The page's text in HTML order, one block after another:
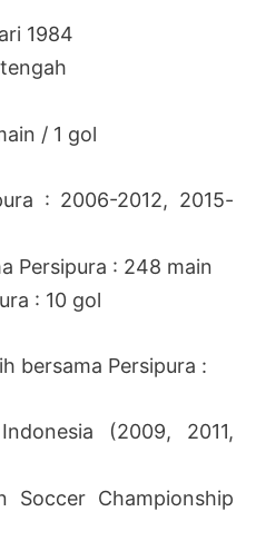
1984
/ 1 gol
: 2006-2012, 2015-
Persipura : 248 main
: 10 gol
bersama Persipura :
(2009, 2011,
Soccer Championship